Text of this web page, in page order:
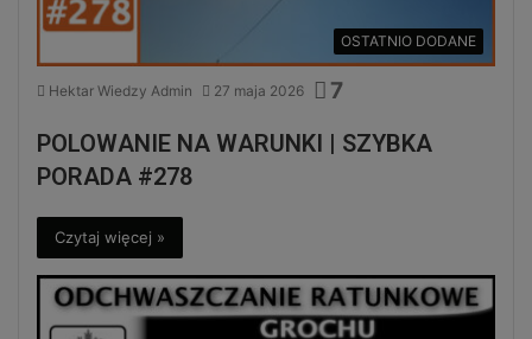
OSTATNIO DODANE
Hektar Wiedzy Admin 27 maja 2026 7
POLOWANIE NA WARUNKI | SZYBKA
PORADA #278
Czytaj więcej »